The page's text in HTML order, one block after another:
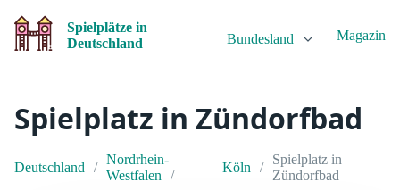
Spielplätze in
Deutschland
Bundesland Magazin
Spielplatz in Zündorfbad
Deutschland
Nordrhein-
Westfalen
Köln
Spielplatz in
Zündorfbad